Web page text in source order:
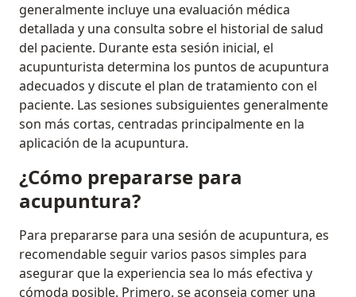
generalmente incluye una evaluación médica
detallada y una consulta sobre el historial de salud
del paciente. Durante esta sesión inicial, el
acupunturista determina los puntos de acupuntura
adecuados y discute el plan de tratamiento con el
paciente. Las sesiones subsiguientes generalmente
son más cortas, centradas principalmente en la
aplicación de la acupuntura.
¿Cómo prepararse para
acupuntura?
Para prepararse para una sesión de acupuntura, es
recomendable seguir varios pasos simples para
asegurar que la experiencia sea lo más efectiva y
cómoda posible. Primero, se aconseja comer una